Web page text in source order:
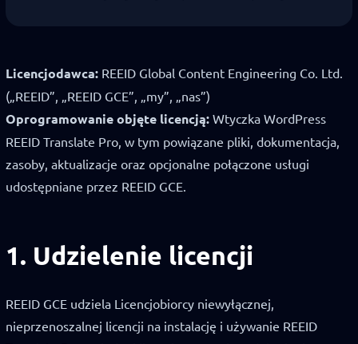
Licencjodawca: REEID Global Content Engineering Co. Ltd.
(„REEID”, „REEID GCE”, „my”, „nas”)
Oprogramowanie objęte licencją: Wtyczka WordPress
REEID Translate Pro, w tym powiązane pliki, dokumentacja,
zasoby, aktualizacje oraz opcjonalne połączone usługi
udostępniane przez REEID GCE.
1. Udzielenie licencji
REEID GCE udziela Licencjobiorcy niewyłącznej,
nieprzenoszalnej licencji na instalację i używanie REEID